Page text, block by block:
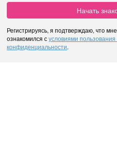
Начать
Регистрируясь, я подтверждаю, что
ознакомился сусловиями
конфиденциальности.